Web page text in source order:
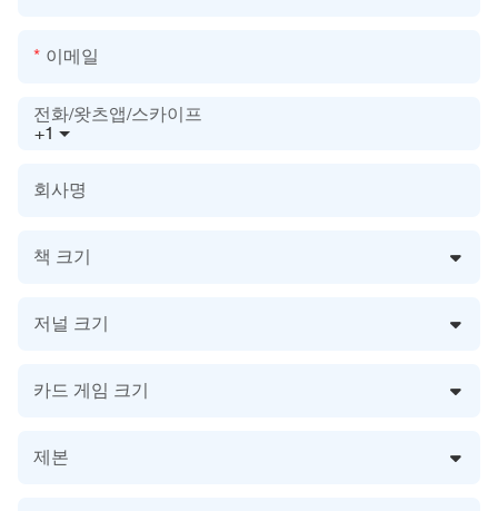
이메일
+1
전화/왓츠앱/스카이프
회사명
책 크기
저널 크기
카드 게임 크기
제본